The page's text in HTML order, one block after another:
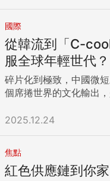
國際
從韓流到「C-
服全球年輕世代？
碎片化到極致，中國微短劇席捲
個席捲世界的文化輸出
2025.12.24
焦點
紅色供應鏈到你家